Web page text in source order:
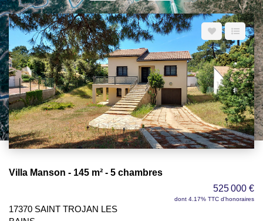
Villa Manson - 145 m² - 5 chambres
525 000 €
dont 4.17% TTC d'honoraires
17370 SAINT TROJAN LES